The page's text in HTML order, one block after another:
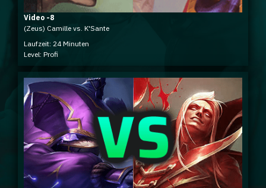
Video -8
(Zeus) Camille vs. K'Sante
Laufzeit: 24 Minuten
Level: Profi